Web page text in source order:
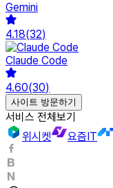
Gemini
4.18(32)
Claude Code
4.60(30)
사이트 방문하기
서비스 전체보기
위시켓
요즘IT